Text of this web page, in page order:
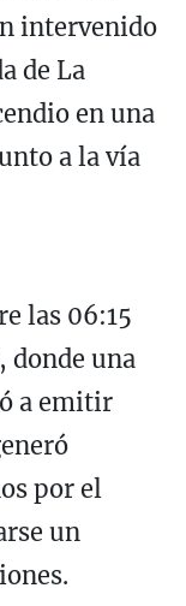
intervenido
de La
en una
a la vía
las 06:15
donde una
a emitir
por el
un